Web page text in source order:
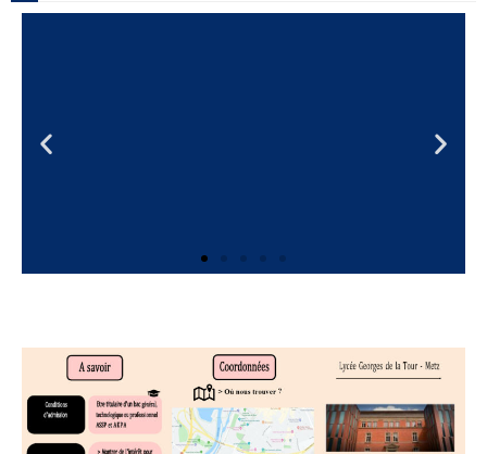
Manuels BTS ESF
Cliquez ici